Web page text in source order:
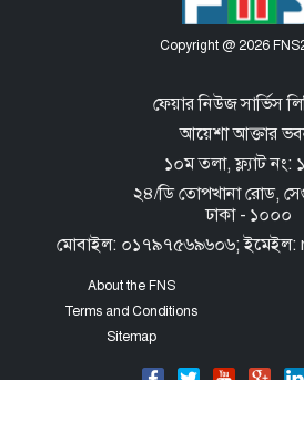
Copyright @ 2026
ফেয়ার নিউজ সার্ভিস
আয়েশা আক্তার
১০ম তলা, ফ্ল্যাট নং:
২৪/ডি তোপখানা রোড,
ঢাকা - ১০০০
মোবাইল: ০১৭৯৭৫৬৯৬০৬; ইমেইল:
About the FNS
Terms and Conditions
Sitemap